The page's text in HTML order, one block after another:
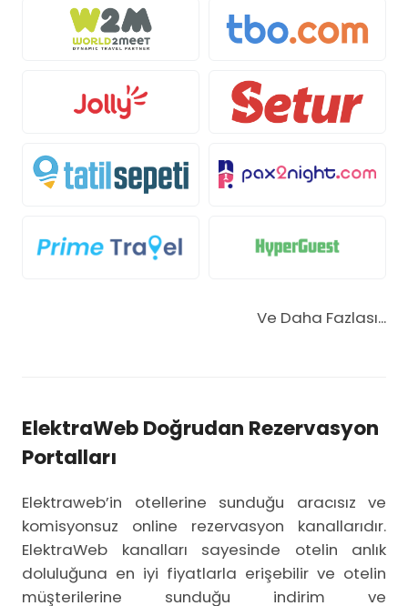
Ve Daha Fazlası...
ElektraWeb Doğrudan Rezervasyon
Portalları
Elektraweb’in otellerine sunduğu aracısız ve
komisyonsuz online rezervasyon kanallarıdır.
ElektraWeb kanalları sayesinde otelin anlık
doluluğuna en iyi fiyatlarla erişebilir ve otelin
müşterilerine sunduğu indirim ve